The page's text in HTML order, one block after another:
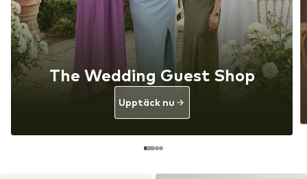
The Wedding Guest Shop
Upptäck nu